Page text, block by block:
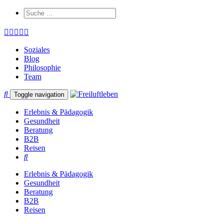
Soziales
Blog
Philosophie
Team
Toggle navigation
Erlebnis & Pädagogik
Gesundheit
Beratung
B2B
Reisen
Erlebnis & Pädagogik
Gesundheit
Beratung
B2B
Reisen